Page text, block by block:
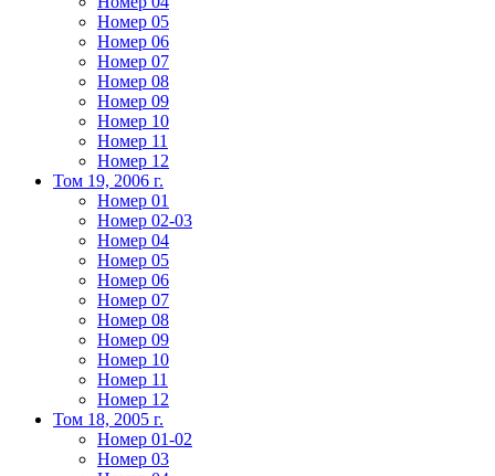
Номер 05
Номер 06
Номер 07
Номер 08
Номер 09
Номер 10
Номер 11
Номер 12
Том 19, 2006 г.
Номер 01
Номер 02-03
Номер 04
Номер 05
Номер 06
Номер 07
Номер 08
Номер 09
Номер 10
Номер 11
Номер 12
Том 18, 2005 г.
Номер 01-02
Номер 03